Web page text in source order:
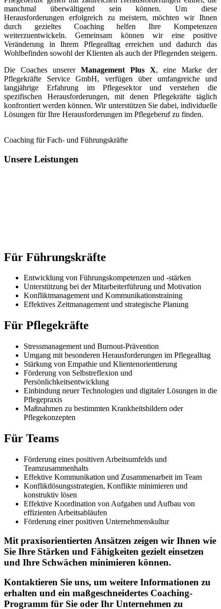
manchmal überwältigend sein können. Um diese
Herausforderungen erfolgreich zu meistern, möchten wir Ihnen
durch gezieltes Coaching helfen Ihre Kompetenzen
weiterzuentwickeln. Gemeinsam können wir eine positive
Veränderung in Ihrem Pflegealltag erreichen und dadurch das
Wohlbefinden sowohl der Klienten als auch der Pflegenden steigern.
Die Coaches unserer Management Plus X, eine Marke der
Pflegekräfte Service GmbH, verfügen über umfangreiche und
langjährige Erfahrung im Pflegesektor und verstehen die
spezifischen Herausforderungen, mit denen Pflegekräfte täglich
konfrontiert werden können. Wir unterstützen Sie dabei, individuelle
Lösungen für Ihre Herausforderungen im Pflegeberuf zu finden.
Coaching für Fach- und Führungskräfte
Unsere Leistungen
Für Führungskräfte
Entwicklung von Führungskompetenzen und -stärken
Unterstützung bei der Mitarbeiterführung und Motivation
Konfliktmanagement und Kommunikationstraining
Effektives Zeitmanagement und strategische Planung
Für Pflegekräfte
Stressmanagement und Burnout-Prävention
Umgang mit besonderen Herausforderungen im Pflegealltag
Stärkung von Empathie und Klientenorientierung
Förderung von Selbstreflexion und
Persönlichkeitsentwicklung
Einbindung neuer Technologien und digitaler Lösungen in die
Pflegepraxis
Maßnahmen zu bestimmten Krankheitsbildern oder
Pflegekonzepten
Für Teams
Förderung eines positiven Arbeitsumfelds und
Teamzusammenhalts
Effektive Kommunikation und Zusammenarbeit im Team
Konfliktlösungsstrategien, Konflikte minimieren und
konstruktiv lösen
Effektive Koordination von Aufgaben und Aufbau von
effizienten Arbeitsabläufen
Förderung einer positiven Unternehmenskultur
Mit praxisorientierten Ansätzen zeigen wir Ihnen wie
Sie Ihre Stärken und Fähigkeiten gezielt einsetzen
und Ihre Schwächen minimieren können.
Kontaktieren Sie uns, um weitere Informationen zu
erhalten und ein maßgeschneidertes Coaching-
Programm für Sie oder Ihr Unternehmen zu